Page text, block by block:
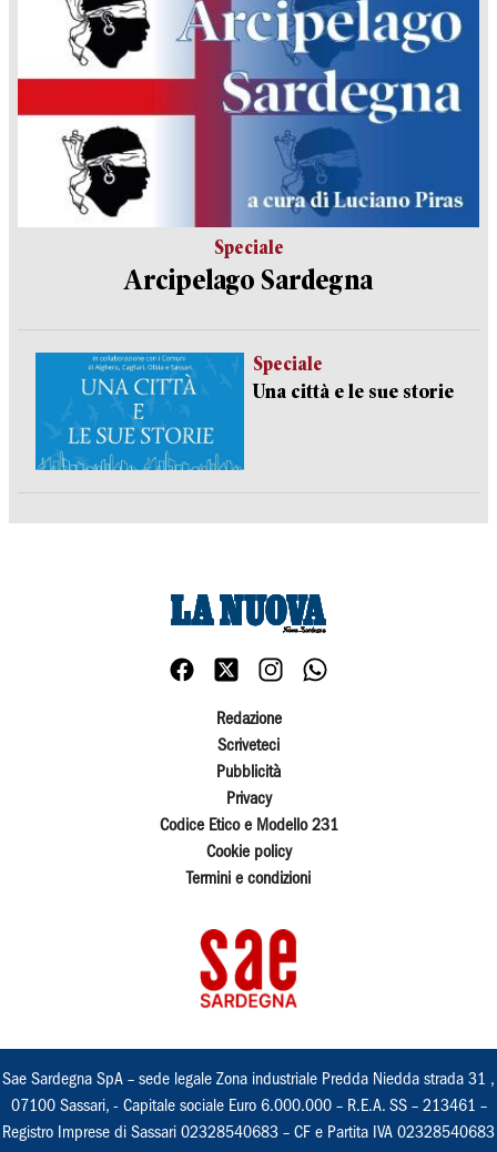
Speciale
Arcipelago Sardegna
Speciale
Una città e le sue storie
Redazione
Scriveteci
Pubblicità
Privacy
Codice Etico e Modello 231
Cookie policy
Termini e condizioni
Sae Sardegna SpA – sede legale Zona industriale Predda Niedda strada 31 ,
07100 Sassari, - Capitale sociale Euro 6.000.000 – R.E.A. SS – 213461 –
Registro Imprese di Sassari 02328540683 – CF e Partita IVA 02328540683